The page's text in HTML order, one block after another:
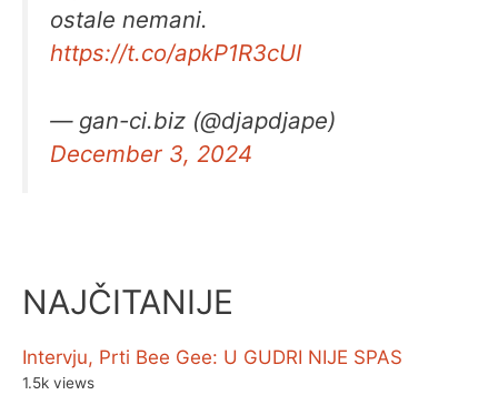
ostale nemani.
https://t.co/apkP1R3cUI
— gan-ci.biz (@djapdjape)
December 3, 2024
NAJČITANIJE
Intervju, Prti Bee Gee: U GUDRI NIJE SPAS
1.5k views